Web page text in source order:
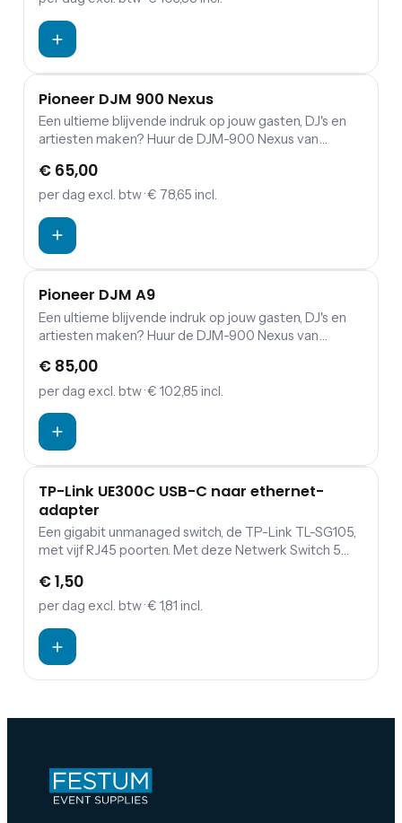
Nexus heeft onder andere een grote, heldere
touchscreen voor gemakkelijke bediening, een
mogelijk maakt om meerdere spelers en mixers te
koppelen voor nog meer creatieve mogelijkheden.
Het apparaat is ook compatibel met verschillende
biedt de mogelijkheid om muziek te streamen via
verschillende online diensten.
Pioneer DJM 900 Nexus
Een ultieme blijvende indruk op jouw gasten, DJ's en
artiesten maken? Huur de DJM-900 Nexus van
DJ-software passen er perfect bij. Er zijn talrijke
bijgewerkte functies, zoals extra effecten, een betere
€ 65,00
per dag excl. btw· € 78,65 incl.
Pioneer DJM A9
Een ultieme blijvende indruk op jouw gasten, DJ's en
artiesten maken? Huur de DJM-900 Nexus van
DJ-software passen er perfect bij. Er zijn talrijke
bijgewerkte functies, zoals extra effecten, een betere
€ 85,00
per dag excl. btw· € 102,85 incl.
TP-Link UE300C USB-C naar ethernet-
adapter
Een gigabit unmanaged switch, de TP-Link TL-SG105,
met vijf RJ45 poorten. Met deze Netwerk Switch 5
€ 1,50
per dag excl. btw· € 1,81 incl.